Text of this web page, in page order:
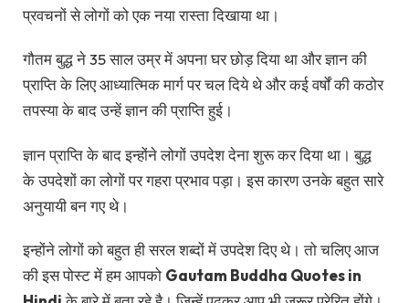
प्रवचनों से लोगों को एक नया रास्ता दिखाया था।
गौतम बुद्ध ने 35 साल उम्र में अपना घर छोड़ दिया था और ज्ञान की
प्राप्ति के लिए आध्यात्मिक मार्ग पर चल दिये थे और कई वर्षों की कठोर
तपस्या के बाद उन्हें ज्ञान की प्राप्ति हुई।
ज्ञान प्राप्ति के बाद इन्होंने लोगों उपदेश देना शुरू कर दिया था। बुद्ध
के उपदेशों का लोगों पर गहरा प्रभाव पड़ा। इस कारण उनके बहुत सारे
अनुयायी बन गए थे।
इन्होंने लोगों को बहुत ही सरल शब्दों में उपदेश दिए थे। तो चलिए आज
की इस पोस्ट में हम आपको Gautam Buddha Quotes in